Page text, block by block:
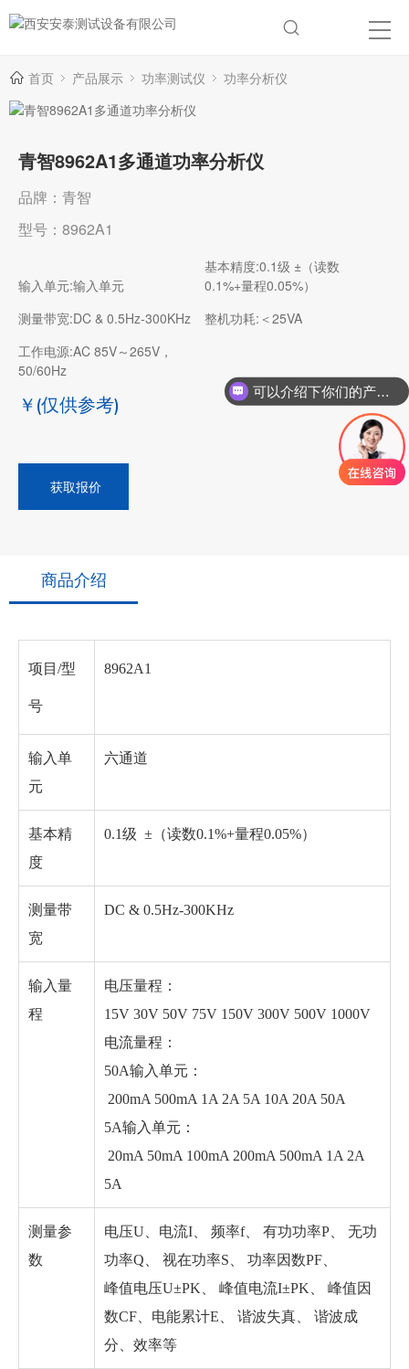
首页 产品展示 功率测试仪 功率分析仪
青智8962A1多通道功率分析仪
品牌：青智
型号：8962A1
输入单元:输入单元
基本精度:0.1级 ±（读数
0.1%+量程0.05%）
测量带宽:DC & 0.5Hz-300KHz
整机功耗:＜25VA
工作电源:AC 85V～265V，
50/60Hz
￥ (仅供参考)
获取报价
商品介绍
项目/型
号
8962A1
输入单
元
六通道
基本精
度
0.1级 ±（读数0.1%+量程0.05%）
测量带
宽
DC & 0.5Hz-300KHz
输入量
程
电压量程：
15V 30V 50V 75V 150V 300V 500V 1000V
电流量程：
50A输入单元：
200mA 500mA 1A 2A 5A 10A 20A 50A
5A输入单元：
20mA 50mA 100mA 200mA 500mA 1A 2A
5A
测量参
数
电压U、电流I、 频率f、 有功功率P、 无功
功率Q、 视在功率S、 功率因数PF、
峰值电压U±PK、 峰值电流I±PK、 峰值因
数CF、电能累计E、 谐波失真、 谐波成
分、效率等
可以介绍下你们的产品么？